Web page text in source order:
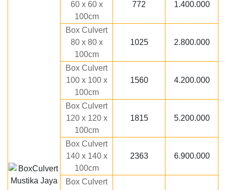
60 x 60 x
100cm
772 1.400.000
Box Culvert
80 x 80 x
100cm
1025 2.800.000
Box Culvert
100 x 100 x
100cm
1560 4.200.000
Box Culvert
120 x 120 x
100cm
1815 5.200.000
Box Culvert
140 x 140 x
100cm
2363 6.900.000
Box Culvert